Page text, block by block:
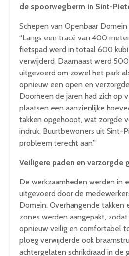
de spoorwegberm in Sint-
Schepen van Openbaar Domein
“Langs een tracé van 400
fietspad werd in totaal 600
verwijderd. Daarnaast werd 500
uitgevoerd om zowel het park
opnieuw een open en
Doorheen de jaren had zich op
plaatsen een aanzienlijke
takken opgehoopt, wat zorgde
indruk. Buurtbewoners uit Sint-
probleem terecht aan.”
Veiligere paden en verzorgde
De werkzaamheden werden in
uitgevoerd door de
Domein. Overhangende takken
zones werden aangepakt,
opnieuw veilig en comfortabel
ploeg verwijderde ook
achtergelaten schrikdraad in de